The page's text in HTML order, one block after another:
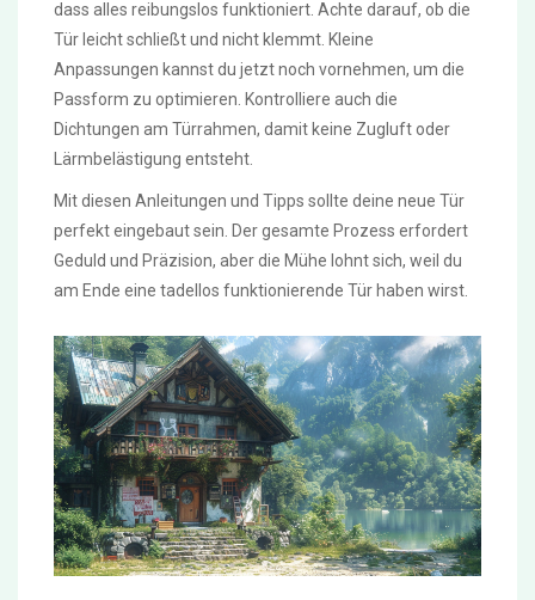
dass alles reibungslos funktioniert. Achte darauf, ob die
Tür leicht schließt und nicht klemmt. Kleine
Anpassungen kannst du jetzt noch vornehmen, um die
Passform zu optimieren. Kontrolliere auch die
Dichtungen am Türrahmen, damit keine Zugluft oder
Lärmbelästigung entsteht.
Mit diesen Anleitungen und Tipps sollte deine neue Tür
perfekt eingebaut sein. Der gesamte Prozess erfordert
Geduld und Präzision, aber die Mühe lohnt sich, weil du
am Ende eine tadellos funktionierende Tür haben wirst.